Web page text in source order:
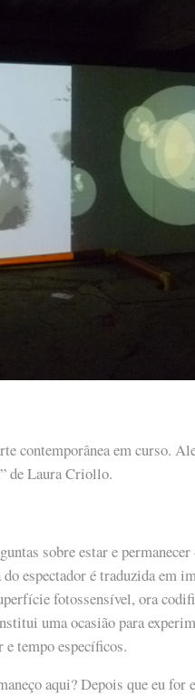
contemporânea em curso.
de Laura Criollo.
sobre estar e permanecer
espectador é traduzida em
fotossensível, ora
uma ocasião para
e tempo específicos.
aqui? Depois que eu for